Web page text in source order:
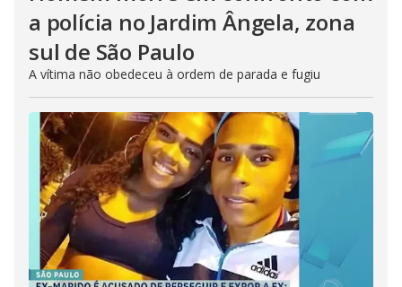
a polícia no Jardim Ângela, zona
sul de São Paulo
A vítima não obedeceu à ordem de parada e fugiu